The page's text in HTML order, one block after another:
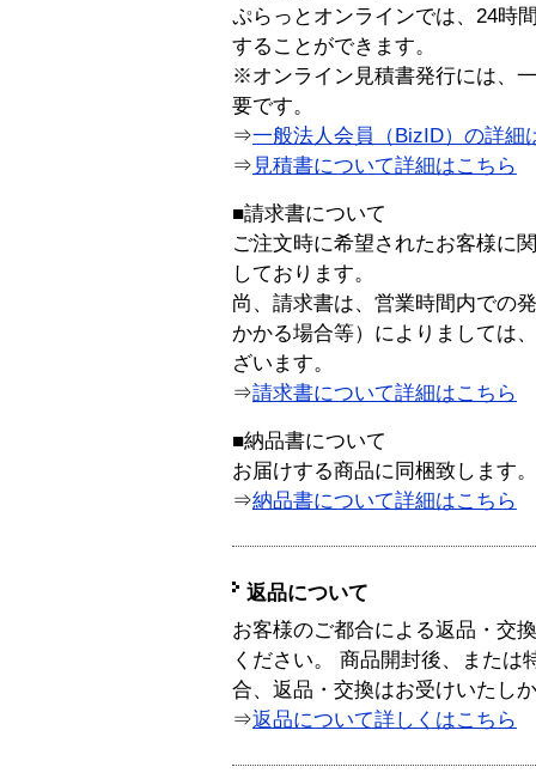
ぷらっとオンラインでは、24時
することができます。
※オンライン見積書発行には、
要です。
⇒一般法人会員（BizID）の詳細
⇒ 見積書について詳細はこちら
■請求書について
ご注文時に希望されたお客様に
しております。
尚、請求書は、営業時間内での
かかる場合等）によりましては
ざいます。
⇒請求書について詳細はこちら
■納品書について
お届けする商品に同梱致します。
⇒納品書について詳細はこちら
返品について
お客様のご都合による返品・交
ください。 商品開封後、または
合、返品・交換はお受けいたし
⇒返品について詳しくはこちら